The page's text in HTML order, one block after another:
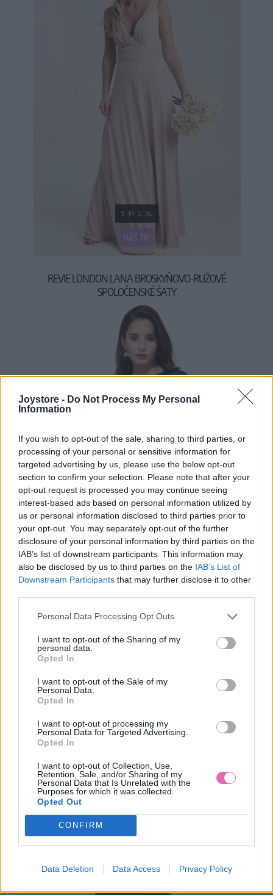
Joystore - Do Not Process My Personal
Information
If you wish to opt-out of the sale, sharing to third parties, or
processing of your personal or sensitive information for
targeted advertising by us, please use the below opt-out
section to confirm your selection. Please note that after your
opt-out request is processed you may continue seeing
interest-based ads based on personal information utilized by
us or personal information disclosed to third parties prior to
your opt-out. You may separately opt-out of the further
disclosure of your personal information by third parties on the
IAB’s list of downstream participants. This information may
also be disclosed by us to third parties on the IAB’s List of
Downstream Participants that may further disclose it to other
Personal Data Processing Opt Outs
I want to opt-out of the Sharing of my
personal data.
Opted In
I want to opt-out of the Sale of my
Personal Data.
Opted In
I want to opt-out of processing my
Personal Data for Targeted Advertising.
Opted In
I want to opt-out of Collection, Use,
Retention, Sale, and/or Sharing of my
Personal Data that Is Unrelated with the
Purposes for which it was collected.
Opted Out
CONFIRM
Data Deletion Data Access Privacy Policy
NÁŠ TIP
S M L XL
REVIE LONDON LANA BROSKYŇOVO-RUŽOVÉ
SPOLOČENSKÉ ŠATY
69,90 €
VÝPREDAJ NÁŠ TIP -40%
S
PETROLEJOVÉ ČIPKOVANÉ MIDI ŠATY